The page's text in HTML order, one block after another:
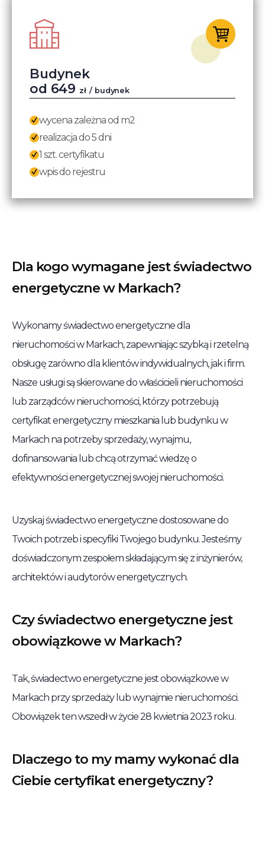
Budynek
od 649 zł / budynek
wycena zależna od m2
realizacja do 5 dni
1 szt. certyfikatu
wpis do rejestru
Dla kogo wymagane jest świadectwo
energetyczne w Markach?
Wykonamy świadectwo energetyczne dla
nieruchomości w Markach, zapewniając szybką i rzetelną
obsługę zarówno dla klientów indywidualnych, jak i firm.
Nasze usługi są skierowane do właścicieli nieruchomości
lub zarządców nieruchomości, którzy potrzebują
certyfikat energetyczny mieszkania lub budynku w
Markach na potrzeby sprzedaży, wynajmu,
dofinansowania lub chcą otrzymać wiedzę o
efektywności energetycznej swojej nieruchomości.
Uzyskaj świadectwo energetyczne dostosowane do
Twoich potrzeb i specyfiki Twojego budynku. Jesteśmy
doświadczonym zespołem składającym się z inżynierów,
architektów i audytorów energetycznych.
Czy świadectwo energetyczne jest
obowiązkowe w Markach?
Tak, świadectwo energetyczne jest obowiązkowe w
Markach przy sprzedaży lub wynajmie nieruchomości.
Obowiązek ten wszedł w życie 28 kwietnia 2023 roku.
Dlaczego to my mamy wykonać dla
Ciebie certyfikat energetyczny?